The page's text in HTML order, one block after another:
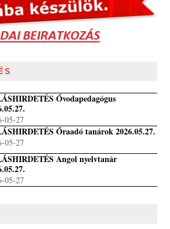
Óvodapedagógus
05-27
Óraadó tanárok 2026.05.27.
05-27
Angol nyelvtanár
05-27